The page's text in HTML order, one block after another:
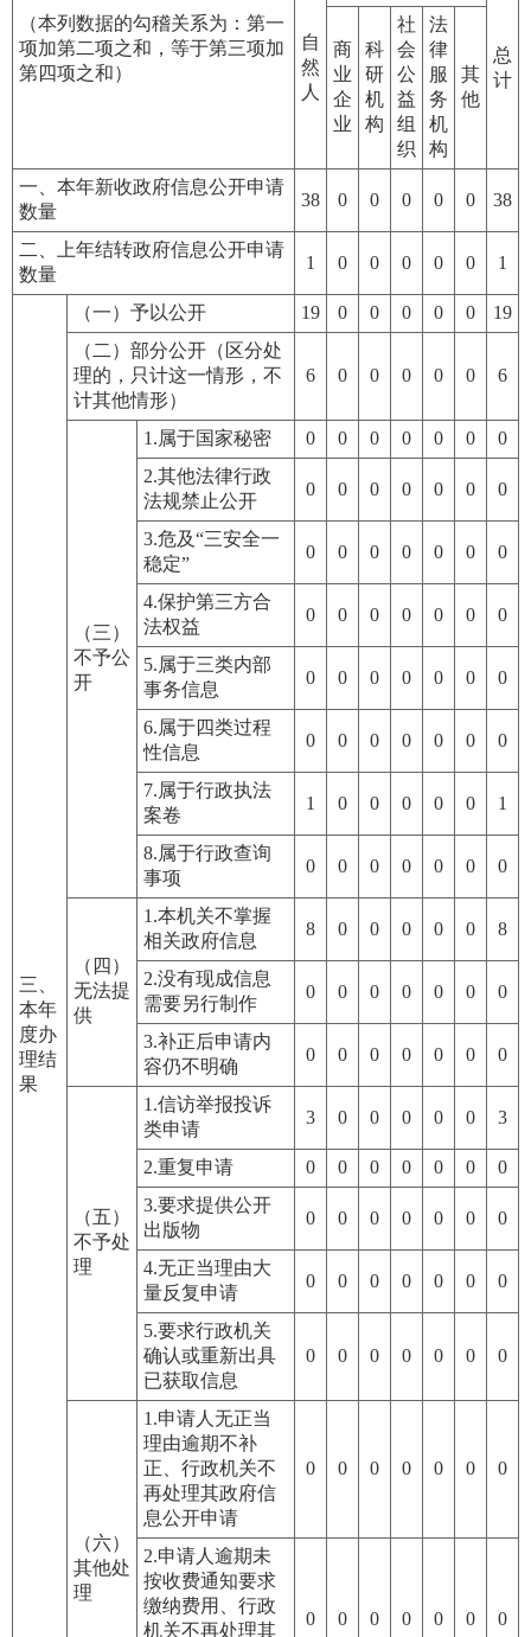
（本列数据的勾稽关系为：第一
项加第二项之和，等于第三项加
第四项之和）
自
然
人
总
计
商
业
企
业
科
研
机
构
社
会
公
益
组
织
法
律
服
务
机
构
其
他
一、本年新收政府信息公开申请
数量
38 0 0 0 0 0 38
二、上年结转政府信息公开申请
数量
1 0 0 0 0 0 1
三、
本年
度办
理结
果
（一）予以公开 19 0 0 0 0 0
19
（二）部分公开（区分处
理的，只计这一情形，不
计其他情形）
6 0 0 0 0 0 6
（三）
不予公
开
1.属于国家秘密 0 0 0 0 0 0
0
2.其他法律行政
法规禁止公开
0 0 0 0 0 0 0
3.危及“三安全一
稳定”
0 0 0 0 0 0 0
4.保护第三方合
法权益
0 0 0 0 0 0 0
5.属于三类内部
事务信息
0 0 0 0 0 0 0
6.属于四类过程
性信息
0 0 0 0 0 0 0
7.属于行政执法
案卷
1 0 0 0 0 0 1
8.属于行政查询
事项
0 0 0 0 0 0 0
（四）
无法提
供
1.本机关不掌握
相关政府信息
8 0 0 0 0 0 8
2.没有现成信息
需要另行制作
0 0 0 0 0 0 0
3.补正后申请内
容仍不明确
0 0 0 0 0 0 0
（五）
不予处
理
1.信访举报投诉
类申请
3 0 0 0 0 0 3
2.重复申请 0 0 0 0 0 0
0
3.要求提供公开
出版物
0 0 0 0 0 0 0
4.无正当理由大
量反复申请
0 0 0 0 0 0 0
5.要求行政机关
确认或重新出具
已获取信息
0 0 0 0 0 0 0
（六）
其他处
理
1.申请人无正当
理由逾期不补
正、行政机关不
再处理其政府信
息公开申请
0 0 0 0 0 0 0
2.申请人逾期未
按收费通知要求
缴纳费用、行政
机关不再处理其
0 0 0 0 0 0 0